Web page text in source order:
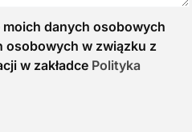
danych osobowych
osobowych w związku z
w zakładce Polityka